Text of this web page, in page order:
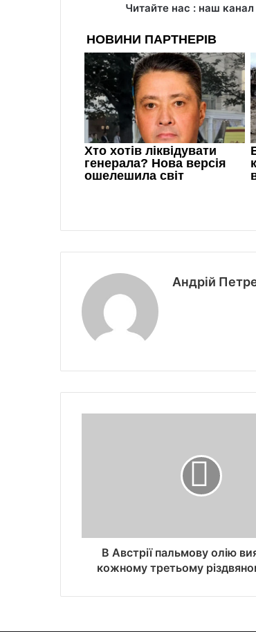
Читайте нас : наш канал
Андрій
В Австрії пальмову олію
кожному третьому